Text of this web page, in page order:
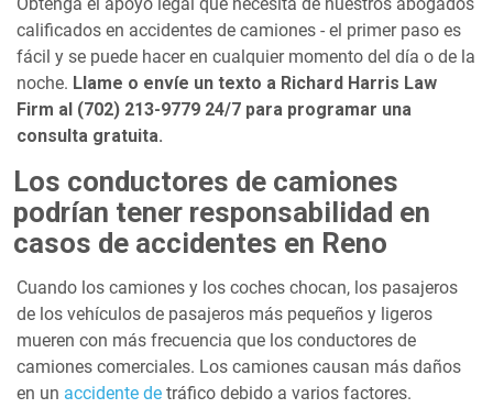
calificados en accidentes de camiones - el primer paso es
fácil y se puede hacer en cualquier momento del día o de la
noche. Llame o envíe un texto a Richard Harris Law
Firm al (702) 213-9779 24/7 para programar una
consulta gratuita.
Los conductores de camiones
podrían tener responsabilidad en
casos de accidentes en Reno
Cuando los camiones y los coches chocan, los pasajeros
de los vehículos de pasajeros más pequeños y ligeros
mueren con más frecuencia que los conductores de
camiones comerciales. Los camiones causan más daños
en un accidente de tráfico debido a varios factores.